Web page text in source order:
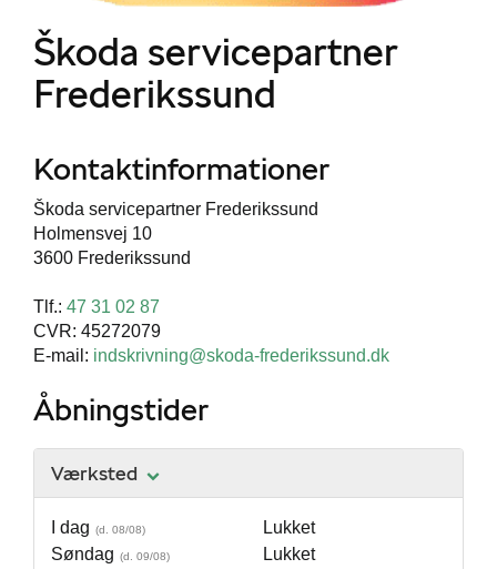
Škoda servicepartner
Frederikssund
Kontaktinformationer
Škoda servicepartner Frederikssund
Holmensvej 10
3600 Frederikssund
Tlf.: 47 31 02 87
CVR: 45272079
E-mail: indskrivning@skoda-frederikssund.dk
Åbningstider
Værksted
I dag
Lukket
Søndag
Lukket